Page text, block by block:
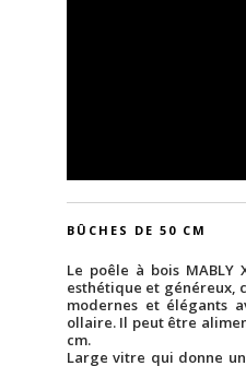
BÛCHES DE 50 CM
Le poêle à bois
esthétique et généreux,
modernes et élégants
ollaire. Il peut être
cm.
Large vitre qui donne